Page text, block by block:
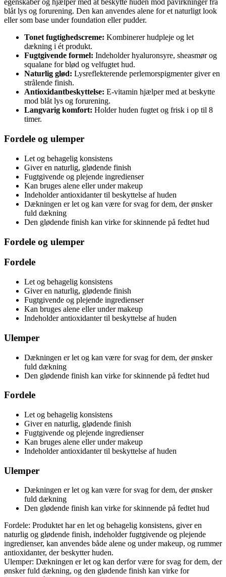
egenskaber og hjælper med at beskytte huden mod påvirkninger fra
blåt lys og forurening. Den kan anvendes alene for et naturligt look
eller som base under foundation eller pudder.
Tonet fugtighedscreme: Kombinerer hudpleje og let
dækning i ét produkt.
Fugtgivende formel: Indeholder hyaluronsyre, sheasmør og
squalane for blød og velfugtet hud.
Naturlig glød: Lysreflekterende perlemorspigmenter giver en
strålende finish.
Antioxidantbeskyttelse: E-vitamin hjælper med at beskytte
mod blåt lys og forurening.
Langvarig komfort: Holder huden fugtet og frisk i op til 8
timer.
Fordele og ulemper
Let og behagelig konsistens
Giver en naturlig, glødende finish
Fugtgivende og plejende ingredienser
Kan bruges alene eller under makeup
Indeholder antioxidanter til beskyttelse af huden
Dækningen er let og kan være for svag for dem, der ønsker
fuld dækning
Den glødende finish kan virke for skinnende på fedtet hud
Fordele og ulemper
Fordele
Let og behagelig konsistens
Giver en naturlig, glødende finish
Fugtgivende og plejende ingredienser
Kan bruges alene eller under makeup
Indeholder antioxidanter til beskyttelse af huden
Ulemper
Dækningen er let og kan være for svag for dem, der ønsker
fuld dækning
Den glødende finish kan virke for skinnende på fedtet hud
Fordele
Let og behagelig konsistens
Giver en naturlig, glødende finish
Fugtgivende og plejende ingredienser
Kan bruges alene eller under makeup
Indeholder antioxidanter til beskyttelse af huden
Ulemper
Dækningen er let og kan være for svag for dem, der ønsker
fuld dækning
Den glødende finish kan virke for skinnende på fedtet hud
Fordele: Produktet har en let og behagelig konsistens, giver en
naturlig og glødende finish, indeholder fugtgivende og plejende
ingredienser, kan anvendes både alene og under makeup, og rummer
antioxidanter, der beskytter huden.
Ulemper: Dækningen er let og kan derfor være for svag for dem, der
ønsker fuld dækning, og den glødende finish kan virke for